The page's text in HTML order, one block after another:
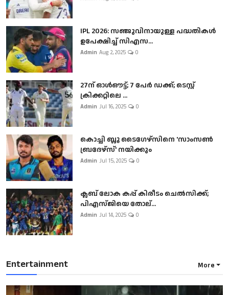
IPL 2026: സഞ്ജുവിനായുള്ള പദ്ധതികൾ
ഉപേക്ഷിച്ച് സിഎസ...
Admin Aug 2, 2025 0
27ന് ഓൾഔട്ട്; 7 പേർ ഡക്ക്; ടെസ്റ്റ്
ക്രിക്കറ്റിലെ ...
Admin Jul 16, 2025 0
കൊച്ചി ബ്ലൂ ടൈഗേഴ്സിനെ 'സാംസൺ
ബ്രദേഴ്സ്' നയിക്കും
Admin Jul 15, 2025 0
ക്ലബ് ലോക കപ്പ് കിരീടം ചെല്‍സിക്ക്;
പിഎസ്ജിയെ തോല്...
Admin Jul 14, 2025 0
Entertainment More